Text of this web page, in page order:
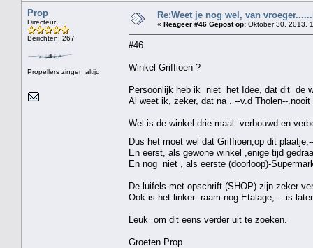
Prop
Directeur
Berichten: 267
Propellers zingen altijd
Re:Weet je nog wel, van
« Reageer #46 Gepost op: Oktober 30, 2013,
#46
Winkel Griffioen-?
Persoonlijk heb ik niet het Idee, dat dit de
Al weet ik, zeker, dat na . --v.d Tholen--
Wel is de winkel drie maal verbouwd en
Dus het moet wel dat Griffioen,op dit
En eerst, als gewone winkel ,enige tijd
En nog niet , als eerste (doorloop)-
De luifels met opschrift (SHOP) zijn zeker
Ook is het linker -raam nog Etalage, ---is
Leuk om dit eens verder uit te zoeken.
Groeten Prop